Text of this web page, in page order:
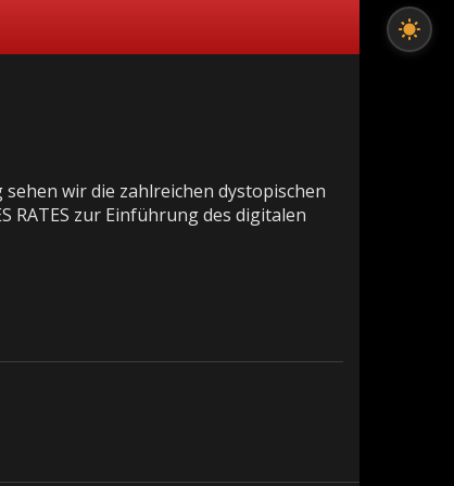
wir die zahlreichen dystopischen
RATES zur Einführung des digitalen